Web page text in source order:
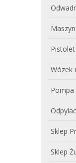
Wózek
Sklep
Sklep